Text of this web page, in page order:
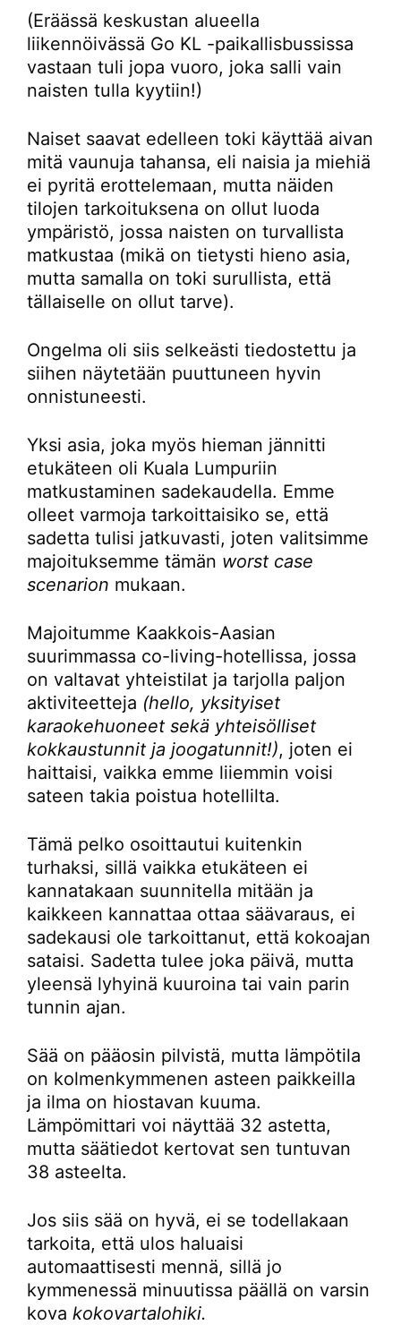
(Eräässä keskustan alueella
liikennöivässä Go KL -paikallisbussissa
vastaan tuli jopa vuoro, joka salli vain
naisten tulla kyytiin!)
Naiset saavat edelleen toki käyttää aivan
mitä vaunuja tahansa, eli naisia ja miehiä
ei pyritä erottelemaan, mutta näiden
tilojen tarkoituksena on ollut luoda
ympäristö, jossa naisten on turvallista
matkustaa (mikä on tietysti hieno asia,
mutta samalla on toki surullista, että
tällaiselle on ollut tarve).
Ongelma oli siis selkeästi tiedostettu ja
siihen näytetään puuttuneen hyvin
onnistuneesti.
Yksi asia, joka myös hieman jännitti
etukäteen oli Kuala Lumpuriin
matkustaminen sadekaudella. Emme
olleet varmoja tarkoittaisiko se, että
sadetta tulisi jatkuvasti, joten valitsimme
majoituksemme tämän worst case
scenarion mukaan.
Majoitumme Kaakkois-Aasian
suurimmassa co-living-hotellissa, jossa
on valtavat yhteistilat ja tarjolla paljon
aktiviteetteja (hello, yksityiset
karaokehuoneet sekä yhteisölliset
kokkaustunnit ja joogatunnit!), joten ei
haittaisi, vaikka emme liiemmin voisi
sateen takia poistua hotellilta.
Tämä pelko osoittautui kuitenkin
turhaksi, sillä vaikka etukäteen ei
kannatakaan suunnitella mitään ja
kaikkeen kannattaa ottaa säävaraus, ei
sadekausi ole tarkoittanut, että kokoajan
sataisi. Sadetta tulee joka päivä, mutta
yleensä lyhyinä kuuroina tai vain parin
tunnin ajan.
Sää on pääosin pilvistä, mutta lämpötila
on kolmenkymmenen asteen paikkeilla
ja ilma on hiostavan kuuma.
Lämpömittari voi näyttää 32 astetta,
mutta säätiedot kertovat sen tuntuvan
38 asteelta.
Jos siis sää on hyvä, ei se todellakaan
tarkoita, että ulos haluaisi
automaattisesti mennä, sillä jo
kymmenessä minuutissa päällä on varsin
kova kokovartalohiki.